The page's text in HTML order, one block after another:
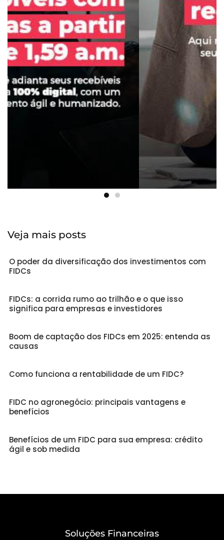
Veja mais posts
O poder da diversificação dos investimentos com
FIDCs
FIDCs: a corrida rumo ao trilhão e o que isso
significa para empresas e investidores
Boom de captação dos FIDCs em 2025: entenda as
causas
Como funciona a rentabilidade de um FIDC?
FIDC no agronegócio: principais vantagens e
benefícios
Benefícios de um FIDC para sua empresa: crédito
ágil e sob medida
Soluções Financeiras